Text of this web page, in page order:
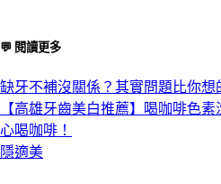
💬 閱讀更多
缺牙不補沒關係？其實問題比你想
【高雄牙齒美白推薦】喝咖啡色
心喝咖啡！
隱適美